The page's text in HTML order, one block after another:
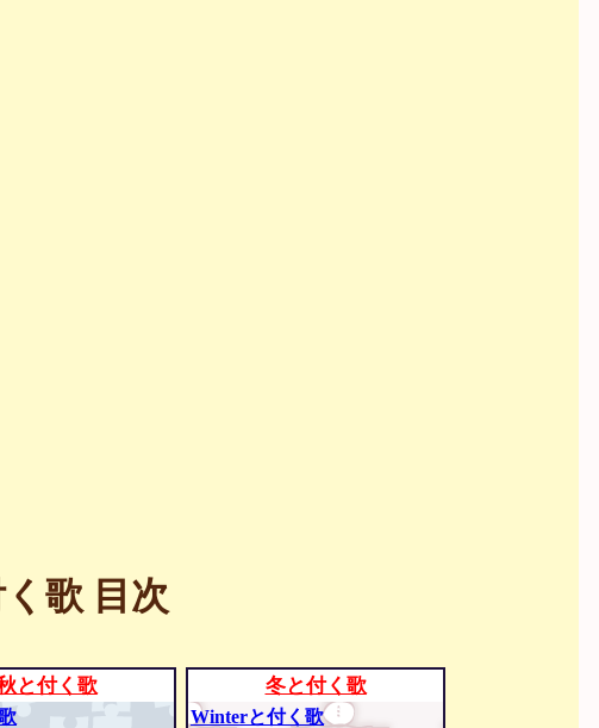
歌 目次
と付く歌 冬と付く歌
Winterと付く歌